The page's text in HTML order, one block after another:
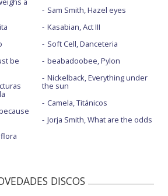
be
flora
Sam Smith, Hazel eyes
Kasabian, Act III
Soft Cell, Danceteria
beabadoobee, Pylon
Nickelback, Everything under
the sun
Camela, Titánicos
Jorja Smith, What are the odds
DISCOS